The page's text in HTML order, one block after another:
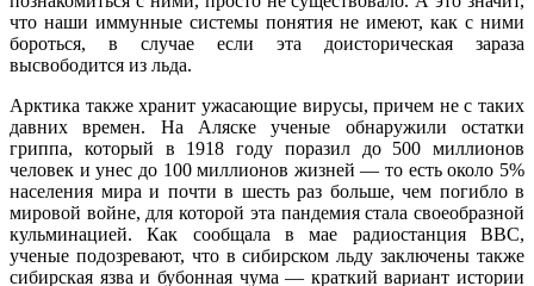
что наши иммунные системы понятия не имеют, как с ними
бороться, в случае если эта доисторическая зараза
высвободится из льда.
Арктика также хранит ужасающие вирусы, причем не с таких
давних времен. На Аляске ученые обнаружили остатки
гриппа, который в 1918 году поразил до 500 миллионов
человек и унес до 100 миллионов жизней — то есть около 5%
населения мира и почти в шесть раз больше, чем погибло в
мировой войне, для которой эта пандемия стала своеобразной
кульминацией. Как сообщала в мае радиостанция BBC,
ученые подозревают, что в сибирском льду заключены также
сибирская язва и бубонная чума — краткий вариант истории